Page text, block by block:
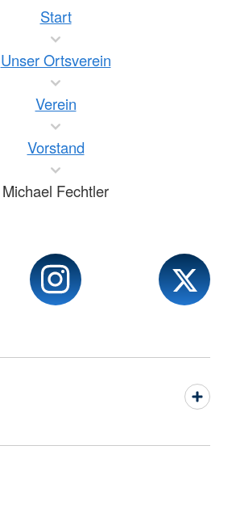
Start
Unser Ortsverein
Verein
Vorstand
Michael Fechtler